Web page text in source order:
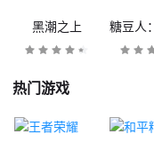
黑潮之上
热门游戏